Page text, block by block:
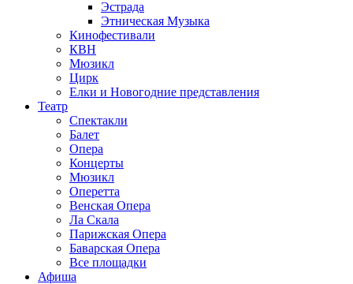
Эстрада
Этническая Музыка
Кинофестивали
КВН
Мюзикл
Цирк
Елки и Новогодние представления
Театр
Спектакли
Балет
Опера
Концерты
Мюзикл
Оперетта
Венская Опера
Ла Скала
Парижская Опера
Баварская Опера
Все площадки
Афиша